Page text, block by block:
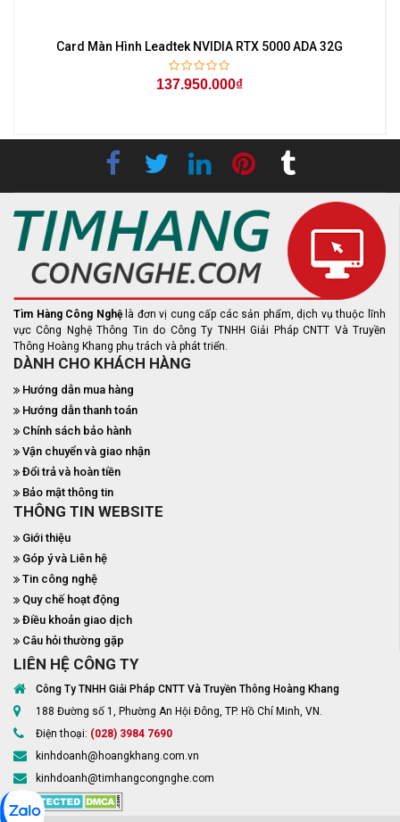
Card Màn Hình Leadtek NVIDIA RTX 5000 ADA 32G
137.950.000₫
Tìm Hàng Công Nghệ là đơn vị cung cấp các sản phẩm, dịch vụ thuộc lĩnh
vực Công Nghệ Thông Tin do Công Ty TNHH Giải Pháp CNTT Và Truyền
Thông Hoàng Khang phụ trách và phát triển.
DÀNH CHO KHÁCH HÀNG
Hướng dẫn mua hàng
Hướng dẫn thanh toán
Chính sách bảo hành
Vận chuyển và giao nhận
Đổi trả và hoàn tiền
Bảo mật thông tin
THÔNG TIN WEBSITE
Giới thiệu
Góp ý và Liên hệ
Tin công nghệ
Quy chế hoạt động
Điều khoản giao dịch
Câu hỏi thường gặp
LIÊN HỆ CÔNG TY
Công Ty TNHH Giải Pháp CNTT Và Truyền Thông Hoàng Khang
188 Đường số 1, Phường An Hội Đông, TP. Hồ Chí Minh, VN.
Điện thoại: (028) 3984 7690
kinhdoanh@hoangkhang.com.vn
kinhdoanh@timhangcongnghe.com